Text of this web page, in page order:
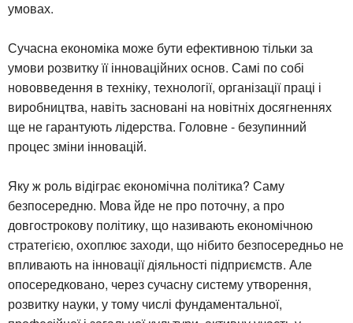
умовах.
Сучасна економіка може бути ефективною тільки за
умови розвитку її інноваційних основ. Самі по собі
нововведення в техніку, технології, організації праці і
виробництва, навіть засновані на новітніх досягненнях
ще не гарантують лідерства. Головне - безупинний
процес зміни інновацій.
Яку ж роль відіграє економічна політика? Саму
безпосередню. Мова йде не про поточну, а про
довгострокову політику, що називають економічною
стратегією, охоплює заходи, що нібито безпосередньо не
впливають на інновації діяльності підприємств. Але
опосередковано, через сучасну систему утворення,
розвитку науки, у тому числі фундаментальної,